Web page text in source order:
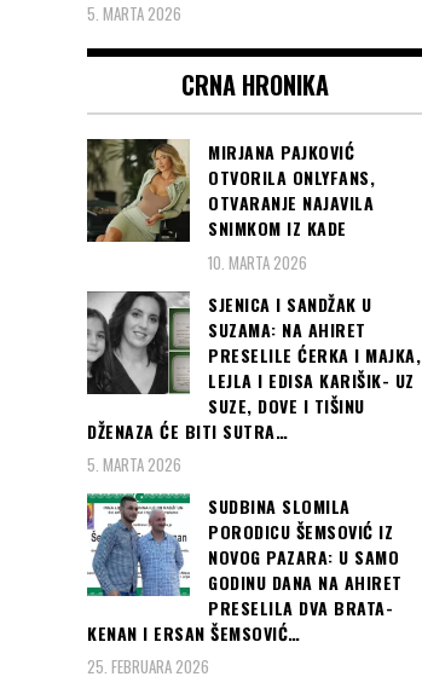
5. MARTA 2026
CRNA HRONIKA
MIRJANA PAJKOVIĆ
OTVORILA ONLYFANS,
OTVARANJE NAJAVILA
SNIMKOM IZ KADE
10. MARTA 2026
SJENICA I SANDŽAK U
SUZAMA: NA AHIRET
PRESELILE ĆERKA I MAJKA,
LEJLA I EDISA KARIŠIK- UZ
SUZE, DOVE I TIŠINU
DŽENAZA ĆE BITI SUTRA…
5. MARTA 2026
SUDBINA SLOMILA
PORODICU ŠEMSOVIĆ IZ
NOVOG PAZARA: U SAMO
GODINU DANA NA AHIRET
PRESELILA DVA BRATA-
KENAN I ERSAN ŠEMSOVIĆ…
25. FEBRUARA 2026